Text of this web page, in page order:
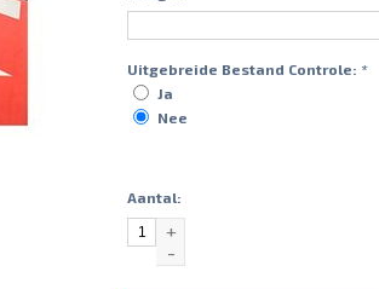
Uitgebreide Bestand Controle: *
Ja
Nee
Aantal:
+
-